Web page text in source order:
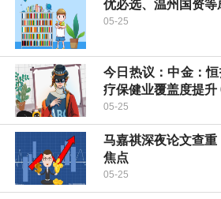
优必选、温州国资等
05-25
今日热议：中金：
疗保健业覆盖度提
05-25
马嘉祺深夜论文查
焦点
05-25